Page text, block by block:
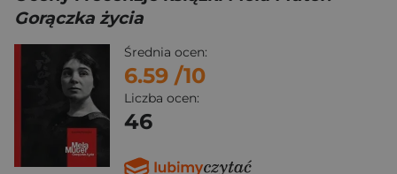
Gorączka życia
Średnia ocen:
6.59 /10
Liczba ocen:
46